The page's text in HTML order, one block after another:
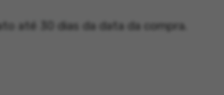
até 30 dias da data da compra.